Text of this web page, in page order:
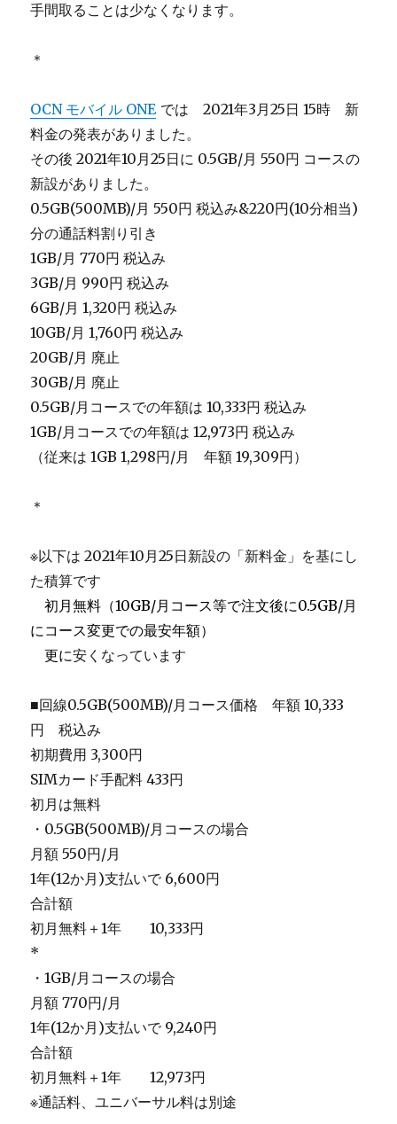
手間取ることは少なくなります。
＊
OCN モバイル ONE では 2021年3月25日 15時 新
料金の発表がありました。
その後 2021年10月25日に 0.5GB/月 550円 コースの
新設がありました。
0.5GB(500MB)/月 550円 税込み&220円(10分相当)
分の通話料割り引き
1GB/月 770円 税込み
3GB/月 990円 税込み
6GB/月 1,320円 税込み
10GB/月 1,760円 税込み
20GB/月 廃止
30GB/月 廃止
0.5GB/月コースでの年額は 10,333円 税込み
1GB/月コースでの年額は 12,973円 税込み
（従来は 1GB 1,298円/月 年額 19,309円）
＊
※以下は 2021年10月25日新設の「新料金」を基にし
た積算です
＿初月無料（10GB/月コース等で注文後に0.5GB/月
にコース変更での最安年額）
＿更に安くなっています
■回線0.5GB(500MB)/月コース価格 年額 10,333
円 税込み
初期費用 3,300円
SIMカード手配料 433円
初月は無料
・0.5GB(500MB)/月コースの場合
月額 550円/月
1年(12か月)支払いで 6,600円
合計額
初月無料＋1年 10,333円
*
・1GB/月コースの場合
月額 770円/月
1年(12か月)支払いで 9,240円
合計額
初月無料＋1年 12,973円
※通話料、ユニバーサル料は別途